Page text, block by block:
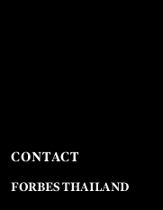
CONTACT
FORBES THAILAND